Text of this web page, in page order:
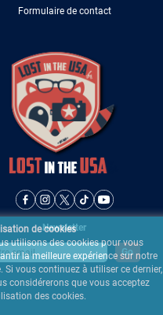
Formulaire de contact
Newsletter
de cookies
utilisons des cookies pour vous
la meilleure expérience sur notre
Si vous continuez à utiliser ce dernier,
considérerons que vous acceptez
des cookies.